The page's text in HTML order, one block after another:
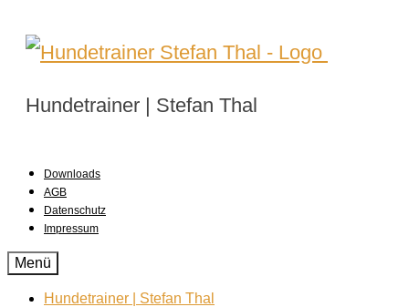
Hundetrainer | Stefan Thal
Downloads
AGB
Datenschutz
Impressum
Menü
Hundetrainer | Stefan Thal